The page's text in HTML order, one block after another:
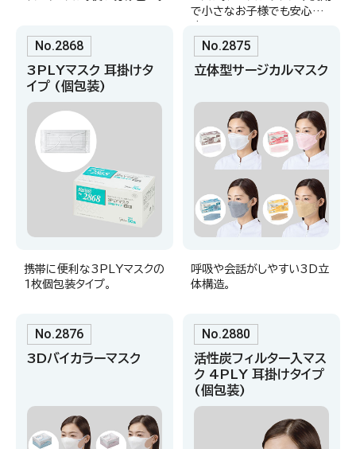
で小さなお子様でも安心で
No.2868
3PLYマスク 耳掛けタ
イプ (個包装)
携帯に便利な3PLYマスクの
1枚個包装タイプ。
No.2875
立体型サージカルマスク
呼吸や会話がしやすい3D立
体構造。
No.2876
3Dバイカラーマスク
No.2880
活性炭フィルター入マス
ク 4PLY 耳掛けタイプ
(個包装)